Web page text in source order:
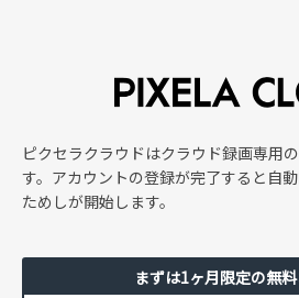
ピクセラクラウドはクラウド録画専用
す。アカウントの登録が完了すると自
ためしが開始します。
まずは1ヶ月限定の無